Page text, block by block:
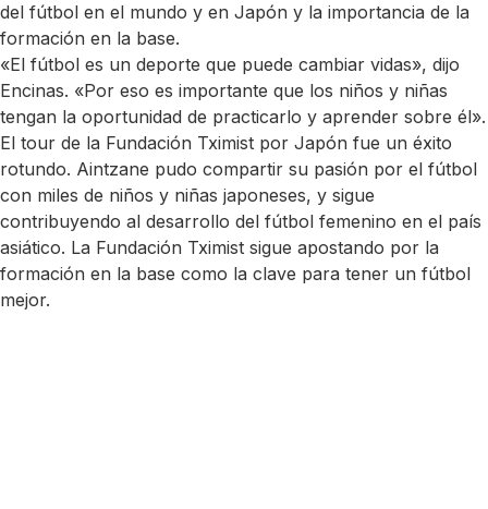
del fútbol en el mundo y en Japón y la importancia de la
formación en la base.
«El fútbol es un deporte que puede cambiar vidas», dijo
Encinas. «Por eso es importante que los niños y niñas
tengan la oportunidad de practicarlo y aprender sobre él».
El tour de la Fundación Tximist por Japón fue un éxito
rotundo. Aintzane pudo compartir su pasión por el fútbol
con miles de niños y niñas japoneses, y sigue
contribuyendo al desarrollo del fútbol femenino en el país
asiático. La Fundación Tximist sigue apostando por la
formación en la base como la clave para tener un fútbol
mejor.